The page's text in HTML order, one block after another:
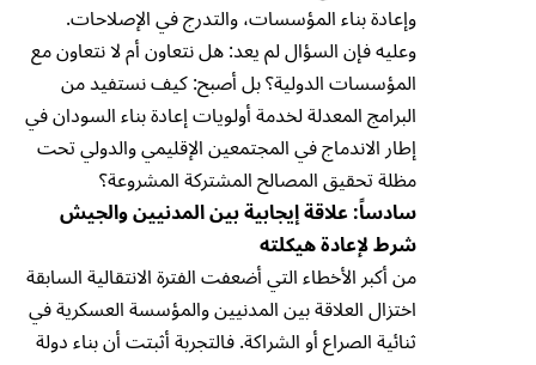
وإعادة بناء المؤسسات، والتدرج في الإصلاحات.
وعليه فإن السؤال لم يعد: هل نتعاون أم لا نتعاون مع
المؤسسات الدولية؟ بل أصبح: كيف نستفيد من
البرامج المعدلة لخدمة أولويات إعادة بناء السودان في
إطار الاندماج في المجتمعين الإقليمي والدولي تحت
مظلة تحقيق المصالح المشتركة المشروعة؟
سادساً: علاقة إيجابية بين المدنيين والجيش
شرط لإعادة هيكلته
من أكبر الأخطاء التي أضعفت الفترة الانتقالية السابقة
اختزال العلاقة بين المدنيين والمؤسسة العسكرية في
ثنائية الصراع أو الشراكة. فالتجربة أثبتت أن بناء دولة